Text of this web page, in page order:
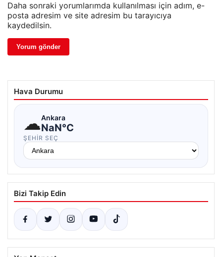
Daha sonraki yorumlarımda kullanılması için adım, e-
posta adresim ve site adresim bu tarayıcıya
kaydedilsin.
Hava Durumu
☁Ankara
NaN°C
ŞEHIR SEÇ
Bizi Takip Edin